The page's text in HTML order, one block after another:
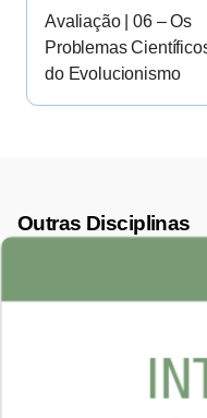
Avaliação | 06 – Os
Problemas
do Evolucionismo
Outras Disciplinas